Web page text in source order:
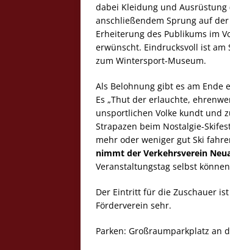
dabei Kleidung und
anschließendem Sprung auf
Erheiterung des Publikums im
erwünscht. Eindrucksvoll ist
zum Wintersport-Museum.
Als Belohnung gibt es am Ende
Es „Thut der erlauchte,
unsportlichen Volke kundt und
Strapazen beim Nostalgie-
mehr oder weniger gut Ski
nimmt der Verkehrsverein
Veranstaltungstag selbst
Der Eintritt für die Zuschauer
Förderverein sehr.
Parken: Großraumparkplatz an